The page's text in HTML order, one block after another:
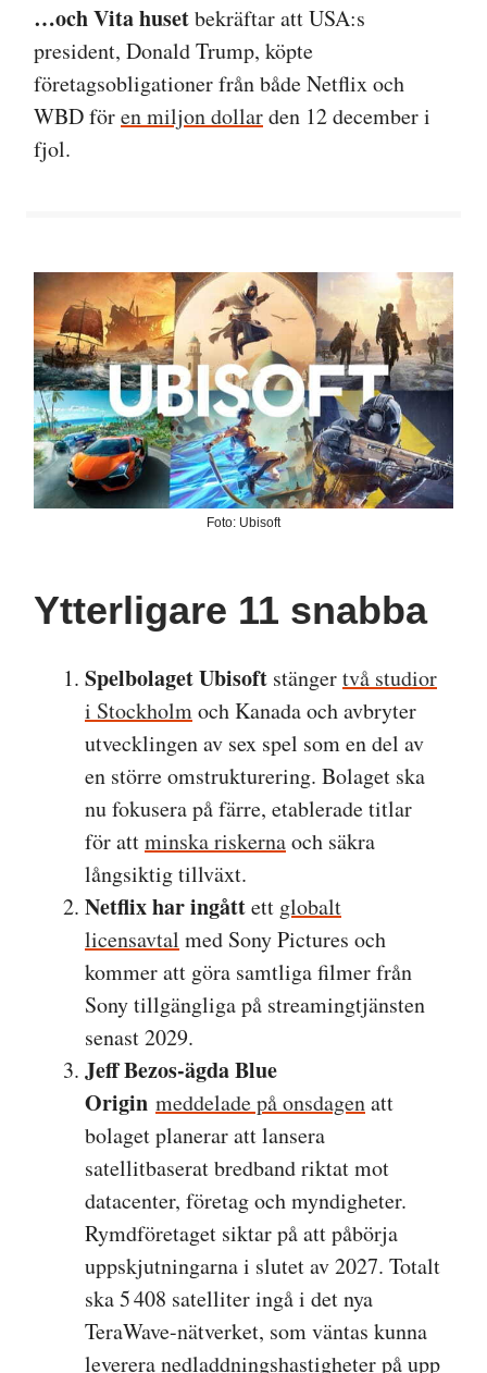
…och Vita husetbekräftar att USA:s
president, Donald Trump, köpte
företagsobligationer från både Netflix och
WBD fören miljon dollarden 12 december i
fjol.
Foto: Ubisoft
Ytterligare 11 snabba
Spelbolaget Ubisoft stängertvå studior
i Stockholmoch Kanada och avbryter
utvecklingen av sex spel som en del av
en större omstrukturering. Bolaget ska
nu fokusera på färre, etablerade titlar
för attminska riskernaoch säkra
långsiktig tillväxt.
Netflix har ingåttett globalt
licensavtal med Sony Pictures och
kommer att göra samtliga filmer från
Sony tillgängliga på streamingtjänsten
senast 2029.
Jeff Bezos-ägda Blue
Origin meddelade på onsdagenatt
bolaget planerar att lansera
satellitbaserat bredband riktat mot
datacenter, företag och myndigheter.
Rymdföretaget siktar på att påbörja
uppskjutningarna i slutet av 2027. Totalt
ska 5 408 satelliter ingå i det nya
TeraWave-nätverket, som väntas kunna
leverera nedladdningshastigheter på upp